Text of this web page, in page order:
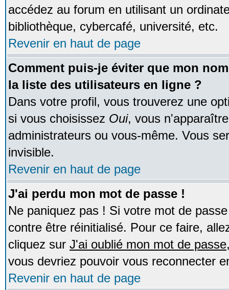
accédez au forum en utilisant un
bibliothèque, cybercafé, université, etc.
Revenir en haut de page
Comment puis-je éviter que mon
la liste des utilisateurs en ligne ?
Dans votre profil, vous trouverez une
si vous choisissez Oui, vous
administrateurs ou vous-même. Vous
invisible.
Revenir en haut de page
J'ai perdu mon mot de passe !
Ne paniquez pas ! Si votre mot de
contre être réinitialisé. Pour ce faire,
cliquez sur J'ai oublié mon mot de passe
vous devriez pouvoir vous reconnecter
Revenir en haut de page